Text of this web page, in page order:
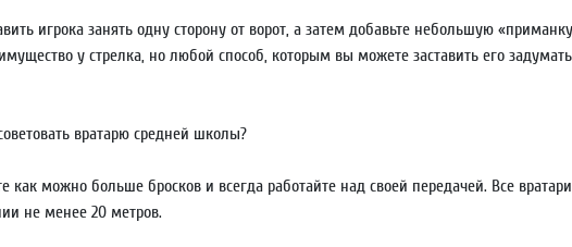
игрока занять одну сторону от ворот, а затем добавьте небольшую
у стрелка, но любой способ, которым вы можете заставить его
вратарю средней школы?
как можно больше бросков и всегда работайте над своей передачей. Все
не менее 20 метров.